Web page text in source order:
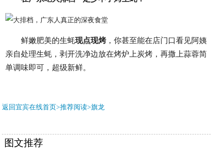
鲜嫩肥美的生蚝现点现烤，你甚至能在店门口看见阿姨
亲自处理生蚝，剥开洗净边放在烤炉上炭烤，再撒上蒜蓉简
单调味即可，超级新鲜。
返回宜宾在线首页>推荐阅读>旗龙
图文推荐